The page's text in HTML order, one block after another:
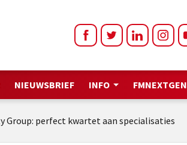
NIEUWSBRIEF INFO FMNEXTGEN
Group: perfect kwartet aan specialisaties